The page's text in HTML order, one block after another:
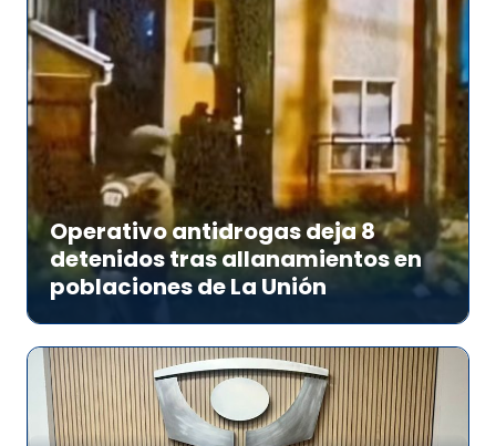
Operativo antidrogas deja 8
detenidos tras allanamientos en
poblaciones de La Unión